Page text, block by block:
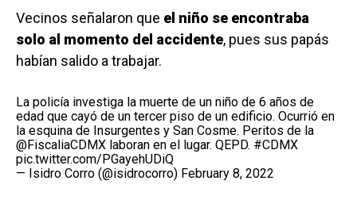
Vecinos señalaron que el niño se encontraba
solo al momento del accidente, pues sus papás
habían salido a trabajar.
La policía investiga la muerte de un niño de 6 años de
edad que cayó de un tercer piso de un edificio. Ocurrió en
la esquina de Insurgentes y San Cosme. Peritos de la
@FiscaliaCDMX laboran en el lugar. QEPD. #CDMX
pic.twitter.com/PGayehUDiQ
— Isidro Corro (@isidrocorro) February 8, 2022